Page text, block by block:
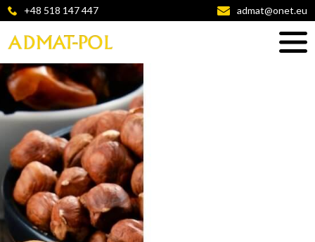
+48 518 147 447 admat@onet.eu